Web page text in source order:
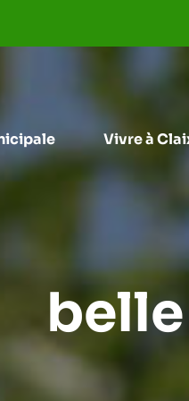
Vivre à